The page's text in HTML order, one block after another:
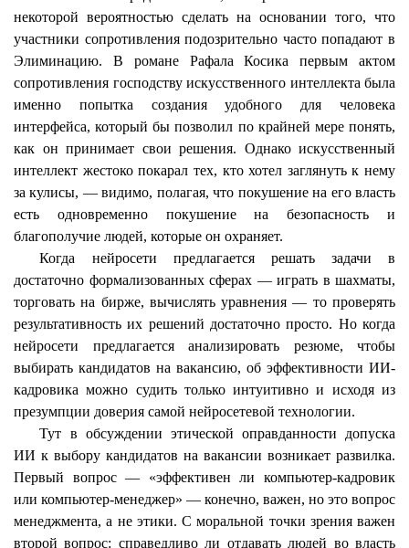
некоторой вероятностью сделать на основании того, что
участники сопротивления подозрительно часто попадают в
Элиминацию. В романе Рафала Косика первым актом
сопротивления господству искусственного интеллекта была
именно попытка создания удобного для человека
интерфейса, который бы позволил по крайней мере понять,
как он принимает свои решения. Однако искусственный
интеллект жестоко покарал тех, кто хотел заглянуть к нему
за кулисы, — видимо, полагая, что покушение на его власть
есть одновременно покушение на безопасность и
благополучие людей, которые он охраняет.
Когда нейросети предлагается решать задачи в
достаточно формализованных сферах — играть в шахматы,
торговать на бирже, вычислять уравнения — то проверять
результативность их решений достаточно просто. Но когда
нейросети предлагается анализировать резюме, чтобы
выбирать кандидатов на вакансию, об эффективности ИИ-
кадровика можно судить только интуитивно и исходя из
презумпции доверия самой нейросетевой технологии.
Тут в обсуждении этической оправданности допуска
ИИ к выбору кандидатов на вакансии возникает развилка.
Первый вопрос — «эффективен ли компьютер-кадровик
или компьютер-менеджер» — конечно, важен, но это вопрос
менеджмента, а не этики. С моральной точки зрения важен
второй вопрос: справедливо ли отдавать людей во власть